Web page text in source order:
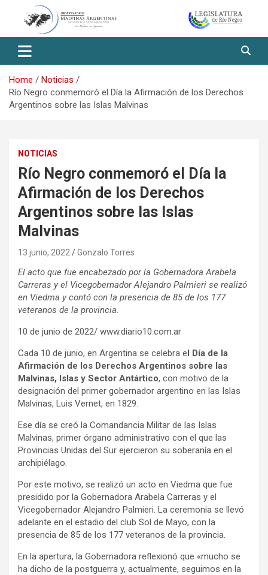
Observatorio Malvinas – Río
Negro
Home
Noticias
Río Negro conmemoró el Día la Afirmación de los Derechos
Argentinos sobre las Islas Malvinas
NOTICIAS
Río Negro conmemoró el Día la
Afirmación de los Derechos
Argentinos sobre las Islas
Malvinas
13 junio, 2022 Gonzalo Torres
El acto que fue encabezado por la Gobernadora Arabela
Carreras y el Vicegobernador Alejandro Palmieri se realizó
en Viedma y contó con la presencia de 85 de los 177
veteranos de la provincia.
10 de junio de 2022/ www.diario10.com.ar
Cada 10 de junio, en Argentina se celebra el Día de la
Afirmación de los Derechos Argentinos sobre las
Malvinas, Islas y Sector Antártico, con motivo de la
designación del primer gobernador argentino en las Islas
Malvinas, Luis Vernet, en 1829.
Ese día se creó la Comandancia Militar de las Islas
Malvinas, primer órgano administrativo con el que las
Provincias Unidas del Sur ejercieron su soberanía en el
archipiélago.
Por este motivo, se realizó un acto en Viedma que fue
presidido por la Gobernadora Arabela Carreras y el
Vicegobernador Alejandro Palmieri. La ceremonia se llevó
adelante en el estadio del club Sol de Mayo, con la
presencia de 85 de los 177 veteranos de la provincia.
En la apertura, la Gobernadora reflexionó que «mucho se
ha dicho de la postguerra y, actualmente, seguimos en la